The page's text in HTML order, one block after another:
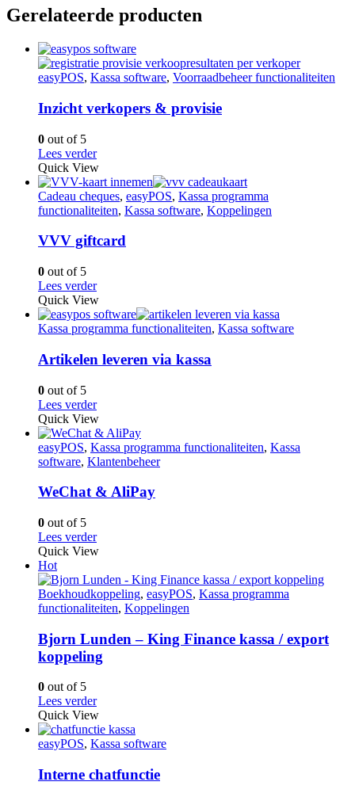
Gerelateerde producten
easyPOS, Kassa software, Voorraadbeheer functionaliteiten
Inzicht verkopers & provisie
0 out of 5
Lees verder
Quick View
Cadeau cheques, easyPOS, Kassa programma
functionaliteiten, Kassa software, Koppelingen
VVV giftcard
0 out of 5
Lees verder
Quick View
Kassa programma functionaliteiten, Kassa software
Artikelen leveren via kassa
0 out of 5
Lees verder
Quick View
easyPOS, Kassa programma functionaliteiten, Kassa
software, Klantenbeheer
WeChat & AliPay
0 out of 5
Lees verder
Quick View
Hot
Boekhoudkoppeling, easyPOS, Kassa programma
functionaliteiten, Koppelingen
Bjorn Lunden – King Finance kassa / export
koppeling
0 out of 5
Lees verder
Quick View
easyPOS, Kassa software
Interne chatfunctie